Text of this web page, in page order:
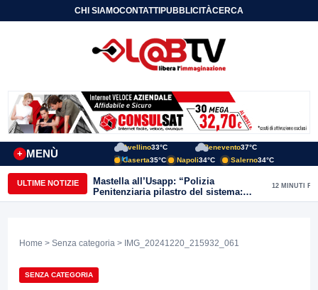
CHI SIAMOCONTATTIPUBBLICITÀCERCA
MENÙ
+
Avellino33°C Benevento37°C
Caserta35°C Napoli34°C Salerno34°C
ULTIME NOTIZIE
Mastella all’Usapp: “Polizia
Penitenziaria pilastro del sistema:
Governo rafforzi organico”
12 MINUTI FA
Home > Senza categoria > IMG_20241220_215932_061
SENZA CATEGORIA